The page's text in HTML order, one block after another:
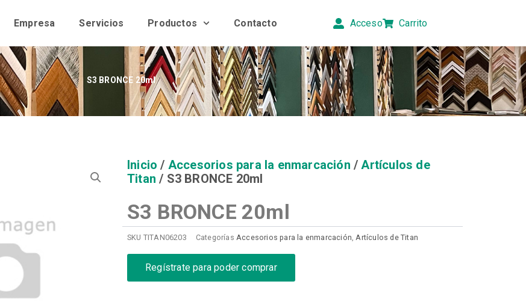
Empresa Servicios Productos Contacto Acceso Carrito
S3 BRONCE 20ml
Inicio / Accesorios para la enmarcación /Artículos de
Titan / S3 BRONCE 20ml
S3 BRONCE 20ml
SKU TITAN06203 Categorías Accesorios para la enmarcación,Artículos de Titan
Regístrate para poder comprar